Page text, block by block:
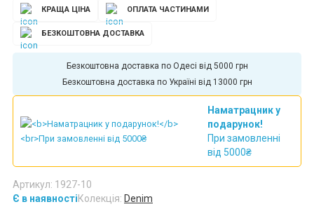
КРАЩА ЦІНА ОПЛАТА ЧАСТИНАМИ
БЕЗКОШТОВНА ДОСТАВКА
Безкоштовна доставка по Україні від 13000 грн
Наматрацник у
подарунок!
При замовленні
від 5000₴
Є в наявностіКолекція: Denim
Артикул: 1927-10